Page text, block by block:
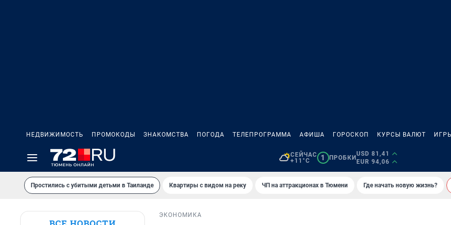
НЕДВИЖИМОСТЬ ПРОМОКОДЫ ЗНАКОМСТВА ПОГОДА ТЕЛЕПРОГРАММА АФИША ГОРОСКОП КУРСЫ ВАЛЮТ ИГРЫ
СЕЙЧАС
+11°C
1 ПРОБКИ
USD 81,41
EUR 94,06
Простились с убитыми детьми в Таиланде Квартиры с видом на реку ЧП на аттракционах в Тюмени Где начать новую жизнь?
ЭКОНОМИКА